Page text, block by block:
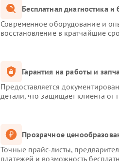
Бесплатная диагностика
Современное оборудование и
восстановление в кратчайшие
Гарантия на работы и
Предоставляется
детали, что защищает клиента
Прозрачное
Точные прайс-листы,
платежей и возможность